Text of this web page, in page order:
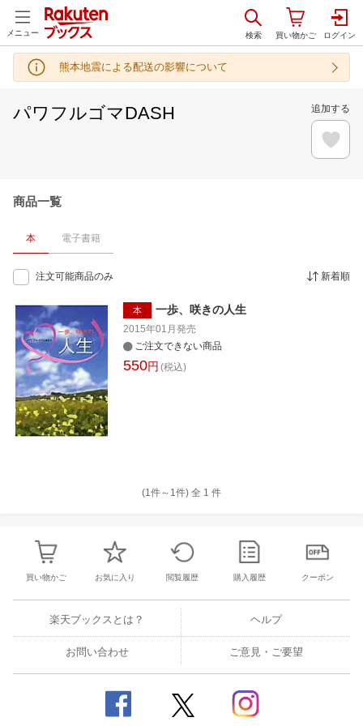
メニュー
熊本地震による配送の影響について
パワフルゴマDASH 追加する
商品一覧
本 電子書籍
注文可能商品のみ 新着順
本 一歩、咲きの人生
2015年01月 発売
ご注文できない商品
550円 (税込)
(1件～ 1件) 全 1 件
買い物かご お気に入り 閲覧履歴 購入履歴 クーポン
楽天ブックスとは？ ヘルプ
お問い合わせ ご意見・ご要望